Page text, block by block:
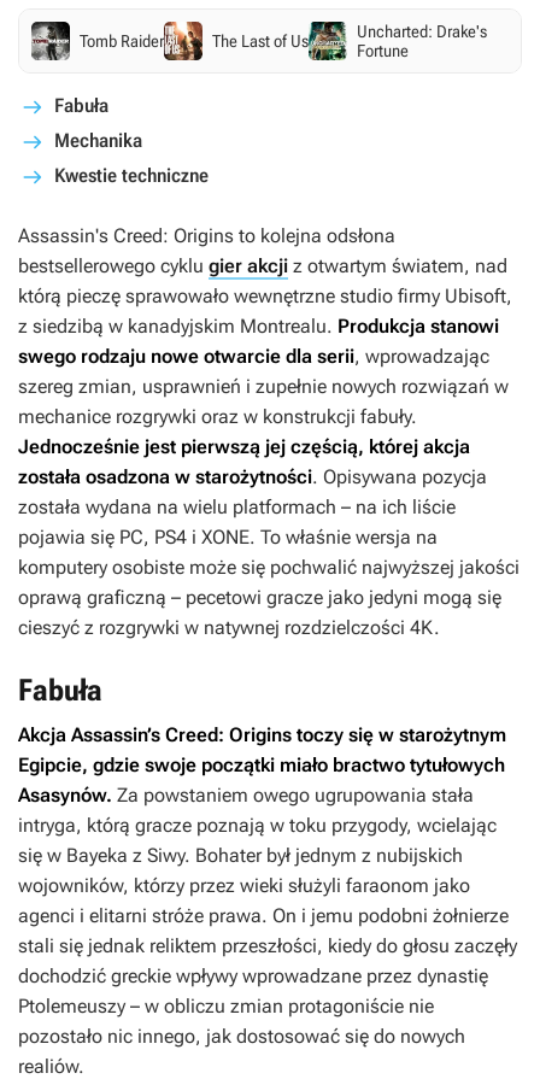
Tomb Raider The Last of Us
Uncharted: Drake's
Fortune
Fabuła
Mechanika
Kwestie techniczne
Assassin's Creed: Origins to kolejna odsłona
bestsellerowego cyklu gier akcji z otwartym światem, nad
którą pieczę sprawowało wewnętrzne studio firmy Ubisoft,
z siedzibą w kanadyjskim Montrealu. Produkcja stanowi
swego rodzaju nowe otwarcie dla serii, wprowadzając
szereg zmian, usprawnień i zupełnie nowych rozwiązań w
mechanice rozgrywki oraz w konstrukcji fabuły.
Jednocześnie jest pierwszą jej częścią, której akcja
została osadzona w starożytności. Opisywana pozycja
została wydana na wielu platformach – na ich liście
pojawia się PC, PS4 i XONE. To właśnie wersja na
komputery osobiste może się pochwalić najwyższej jakości
oprawą graficzną – pecetowi gracze jako jedyni mogą się
cieszyć z rozgrywki w natywnej rozdzielczości 4K.
Fabuła
Akcja Assassin’s Creed: Origins toczy się w starożytnym
Egipcie, gdzie swoje początki miało bractwo tytułowych
Asasynów. Za powstaniem owego ugrupowania stała
intryga, którą gracze poznają w toku przygody, wcielając
się w Bayeka z Siwy. Bohater był jednym z nubijskich
wojowników, którzy przez wieki służyli faraonom jako
agenci i elitarni stróże prawa. On i jemu podobni żołnierze
stali się jednak reliktem przeszłości, kiedy do głosu zaczęły
dochodzić greckie wpływy wprowadzane przez dynastię
Ptolemeuszy – w obliczu zmian protagoniście nie
pozostało nic innego, jak dostosować się do nowych
realiów.